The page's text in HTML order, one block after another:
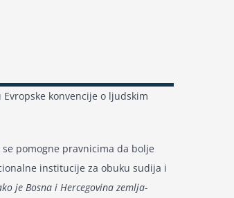
konvencije o ljudskim
pomogne pravnicima da bolje
institucije za obuku sudija i
je Bosna i Hercegovina zemlja-